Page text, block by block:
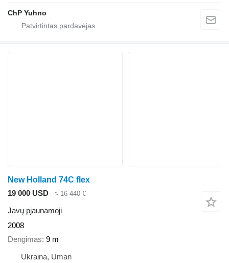
ChP Yuhno
New Holland 74C flex
19 000 USD
≈ 16 440 €
Javų pjaunamoji
2008
Dengimas 9 m
Ukraina, Uman